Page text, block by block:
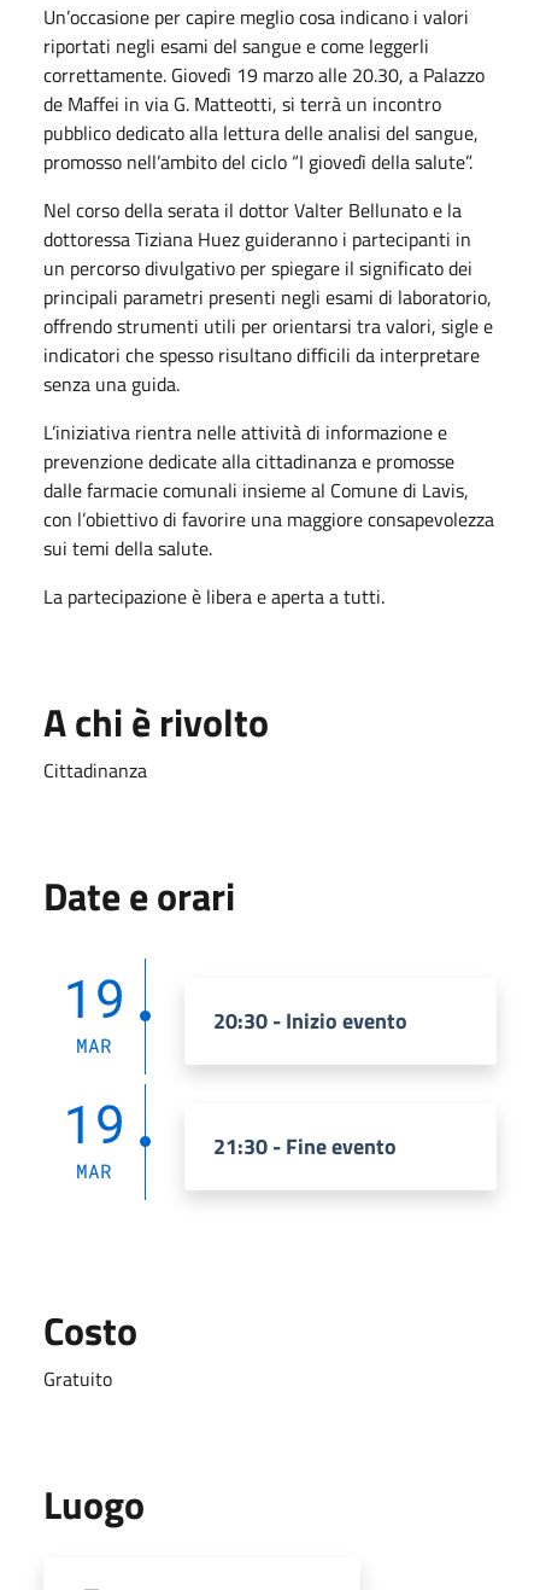
Un’occasione per capire meglio cosa indicano i valori
riportati negli esami del sangue e come leggerli
correttamente. Giovedì 19 marzo alle 20.30, a Palazzo
de Maffei in via G. Matteotti, si terrà un incontro
pubblico dedicato alla lettura delle analisi del sangue,
promosso nell’ambito del ciclo “I giovedì della salute”.
Nel corso della serata il dottor Valter Bellunato e la
dottoressa Tiziana Huez guideranno i partecipanti in
un percorso divulgativo per spiegare il significato dei
principali parametri presenti negli esami di laboratorio,
offrendo strumenti utili per orientarsi tra valori, sigle e
indicatori che spesso risultano difficili da interpretare
senza una guida.
L’iniziativa rientra nelle attività di informazione e
prevenzione dedicate alla cittadinanza e promosse
dalle farmacie comunali insieme al Comune di Lavis,
con l’obiettivo di favorire una maggiore consapevolezza
sui temi della salute.
La partecipazione è libera e aperta a tutti.
A chi è rivolto
Cittadinanza
Date e orari
19
MAR
20:30 - Inizio evento
19
MAR
21:30 - Fine evento
Costo
Gratuito
Luogo